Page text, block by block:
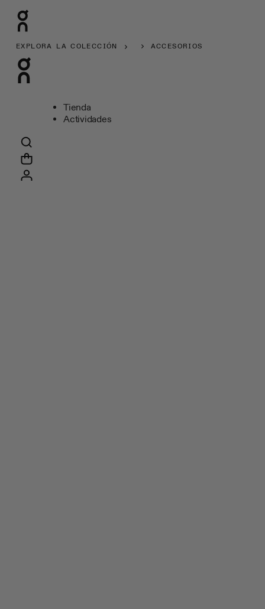
EXPLORA LA COLECCIÓN ACCESORIOS
Tienda
Actividades